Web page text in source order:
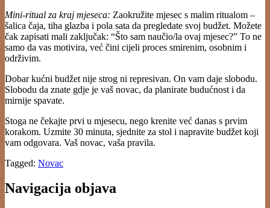
Mini-ritual za kraj mjeseca: Zaokružite mjesec s malim ritualom –
šalica čaja, tiha glazba i pola sata da pregledate svoj budžet. Možete
čak zapisati mali zaključak: “Što sam naučio/la ovaj mjesec?” To ne
samo da vas motivira, već čini cijeli proces smirenim, osobnim i
održivim.
Dobar kućni budžet nije strog ni represivan. On vam daje slobodu.
Slobodu da znate gdje je vaš novac, da planirate budućnost i da
mirnije spavate.
Stoga ne čekajte prvi u mjesecu, nego krenite već danas s prvim
korakom. Uzmite 30 minuta, sjednite za stol i napravite budžet koji
vam odgovara. Vaš novac, vaša pravila.
Tagged: Novac
Navigacija objava